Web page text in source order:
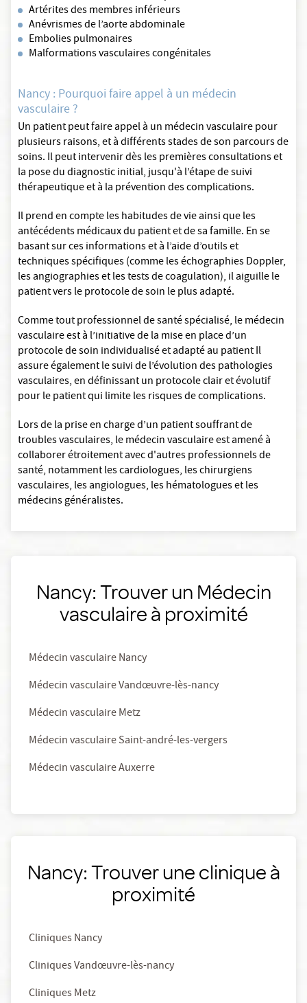
Artérites des membres inférieurs
Anévrismes de l’aorte abdominale
Embolies pulmonaires
Malformations vasculaires congénitales
Nancy : Pourquoi faire appel à un médecin
vasculaire ?
Un patient peut faire appel à un médecin vasculaire pour
plusieurs raisons, et à différents stades de son parcours de
soins. Il peut intervenir dès les premières consultations et
la pose du diagnostic initial, jusqu'à l’étape de suivi
thérapeutique et à la prévention des complications.
Il prend en compte les habitudes de vie ainsi que les
antécédents médicaux du patient et de sa famille. En se
basant sur ces informations et à l’aide d’outils et
techniques spécifiques (comme les échographies Doppler,
les angiographies et les tests de coagulation), il aiguille le
patient vers le protocole de soin le plus adapté.
Comme tout professionnel de santé spécialisé, le médecin
vasculaire est à l’initiative de la mise en place d’un
protocole de soin individualisé et adapté au patient Il
assure également le suivi de l’évolution des pathologies
vasculaires, en définissant un protocole clair et évolutif
pour le patient qui limite les risques de complications.
Lors de la prise en charge d’un patient souffrant de
troubles vasculaires, le médecin vasculaire est amené à
collaborer étroitement avec d'autres professionnels de
santé, notamment les cardiologues, les chirurgiens
vasculaires, les angiologues, les hématologues et les
médecins généralistes.
Nancy: Trouver un Médecin
vasculaire à proximité
Médecin vasculaire Nancy
Médecin vasculaire Vandœuvre-lès-nancy
Médecin vasculaire Metz
Médecin vasculaire Saint-andré-les-vergers
Médecin vasculaire Auxerre
Nancy: Trouver une clinique à
proximité
Cliniques Nancy
Cliniques Vandœuvre-lès-nancy
Cliniques Metz